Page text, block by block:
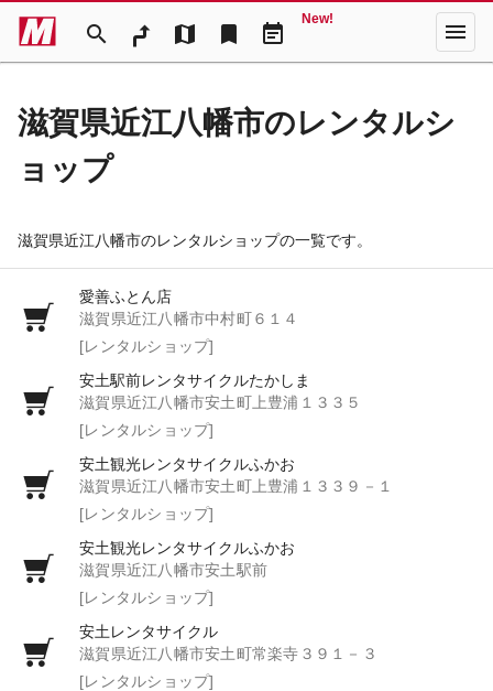
search map bookmark event_note
New! menu
滋賀県近江八幡市のレンタルシ
ョップ
滋賀県近江八幡市のレンタルショップの一覧です。
愛善ふとん店
滋賀県近江八幡市中村町６１４
[レンタルショップ]
安土駅前レンタサイクルたかしま
滋賀県近江八幡市安土町上豊浦１３３５
[レンタルショップ]
安土観光レンタサイクルふかお
滋賀県近江八幡市安土町上豊浦１３３９－１
[レンタルショップ]
安土観光レンタサイクルふかお
滋賀県近江八幡市安土駅前
[レンタルショップ]
安土レンタサイクル
滋賀県近江八幡市安土町常楽寺３９１－３
[レンタルショップ]